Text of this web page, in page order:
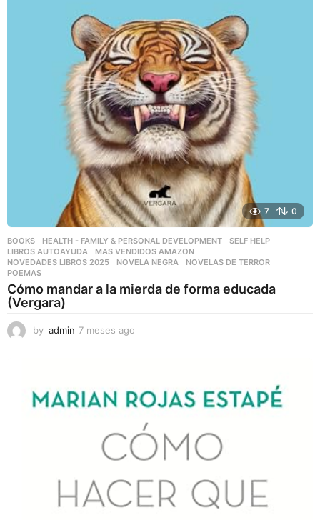
7 0
BOOKS ,HEALTH - FAMILY & PERSONAL DEVELOPMENT ,SELF HELP
LIBROS AUTOAYUDA
,MAS VENDIDOS AMAZON
NOVEDADES LIBROS 2025
,NOVELA NEGRA ,NOVELAS DE TERROR
POEMAS
Cómo mandar a la mierda de forma educada
(Vergara)
by admin 7 meses ago
s
a
o